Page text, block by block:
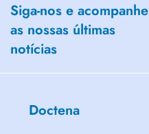
Siga-nos e acompanhe
as nossas últimas
notícias
Doctena